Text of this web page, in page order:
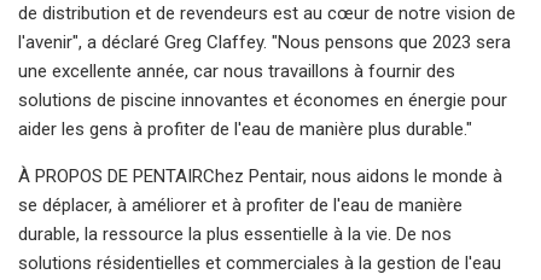
de distribution et de revendeurs est au cœur de notre vision de
l'avenir", a déclaré Greg Claffey. "Nous pensons que 2023 sera
une excellente année, car nous travaillons à fournir des
solutions de piscine innovantes et économes en énergie pour
aider les gens à profiter de l'eau de manière plus durable."
À PROPOS DE PENTAIRChez Pentair, nous aidons le monde à
se déplacer, à améliorer et à profiter de l'eau de manière
durable, la ressource la plus essentielle à la vie. De nos
solutions résidentielles et commerciales à la gestion de l'eau